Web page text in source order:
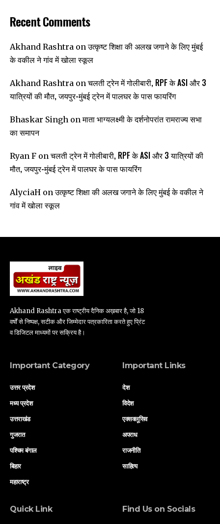
Recent Comments
Akhand Rashtra onउत्कृष्ट शिक्षा की अलख जगाने के लिए मुंबई
के वकील ने गांव में खोला स्कूल
Akhand Rashtra onचलती ट्रेन में गोलीबारी, RPF के ASI और 3
यात्रियों की मौत, जयपुर-मुंबई ट्रेन में पालघर के पास फायरिंग
Bhaskar Singh onमाता भाग्यलक्ष्मी के दर्शनोपरांत रामराज्य सभा
का समापन
Ryan F onचलती ट्रेन में गोलीबारी, RPF के ASI और 3 यात्रियों की
मौत, जयपुर-मुंबई ट्रेन में पालघर के पास फायरिंग
AlyciaH onउत्कृष्ट शिक्षा की अलख जगाने के लिए मुंबई के वकील ने
गांव में खोला स्कूल
Akhand Rashtra एक राष्ट्रीय दैनिक अख़बार है, जो 18
वर्षों से निष्पक्ष, सटीक और जिम्मेदार पत्रकारिता करते हुए प्रिंट
व डिजिटल माध्यमों पर सक्रिय है।
Important Category
उत्तर प्रदेश
मध्य प्रदेश
उत्तराखंड
गुजरात
पश्चिम बंगाल
बिहार
महाराष्ट्र
Important Links
देश
विदेश
एक्सक्लूसिव
अपराध
राजनीति
साहित्य
Quick Link Find Us on Socials